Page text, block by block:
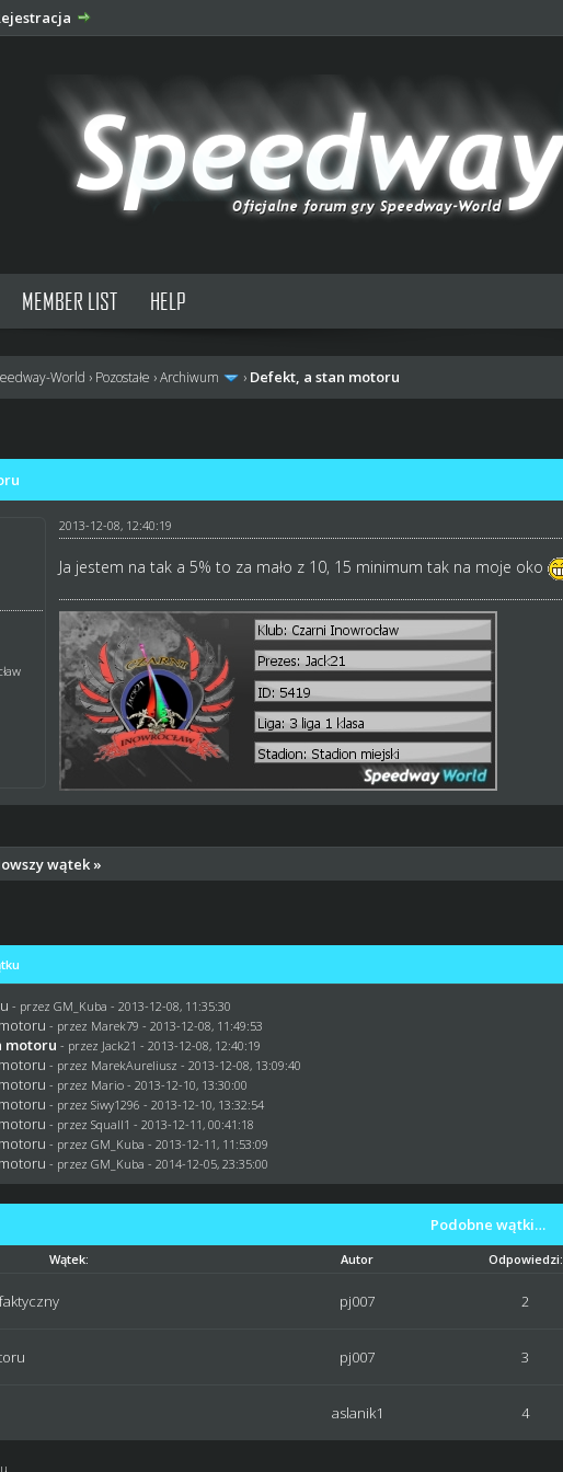
MEMBER LIST HELP
World › Pozostałe ›Archiwum › Defekt, a stan motoru
2013-12-08, 12:40:19
Ja jestem na tak a 5% to za mało z 10, 15 minimum tak na moje oko
wątek »
- przezGM_Kuba - 2013-12-08, 11:35:30
- przez Marek79 - 2013-12-08, 11:49:53
motoru - przez Jack21 - 2013-12-08, 12:40:19
- przez MarekAureliusz - 2013-12-08, 13:09:40
- przez Mario - 2013-12-10, 13:30:00
- przezSiwy1296 - 2013-12-10, 13:32:54
- przezSquall1 - 2013-12-11, 00:41:18
- przezGM_Kuba - 2013-12-11, 11:53:09
- przezGM_Kuba - 2014-12-05, 23:35:00
Podobne wątki…
Wątek: Autor Odpowiedzi:
pj007 2
pj007 3
aslanik1 4